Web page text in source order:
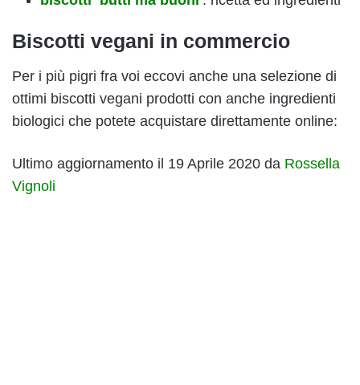
Biscotti vegani in commercio
Per i più pigri fra voi eccovi anche una selezione di
ottimi biscotti vegani prodotti con anche ingredienti
biologici che potete acquistare direttamente online:
Ultimo aggiornamento il 19 Aprile 2020 da Rossella
Vignoli